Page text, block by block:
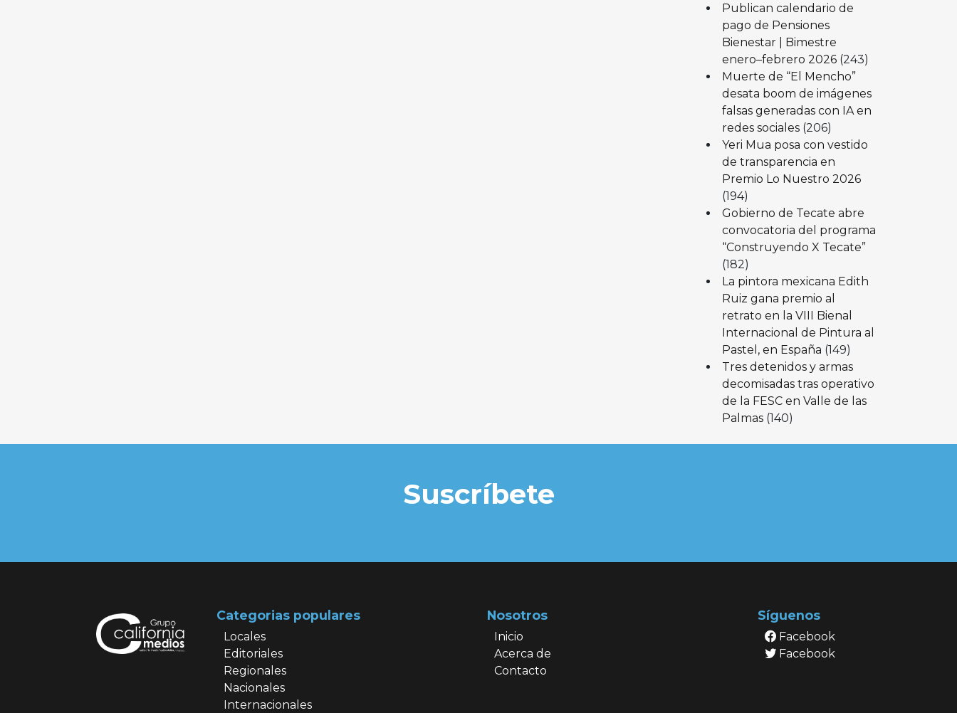
Publican calendario de
pago de Pensiones
Bienestar | Bimestre
enero–febrero 2026 (243)
Muerte de “El Mencho”
desata boom de imágenes
falsas generadas con IA en
redes sociales (206)
Yeri Mua posa con vestido
de transparencia en
Premio Lo Nuestro 2026
(194)
Gobierno de Tecate abre
convocatoria del programa
“Construyendo X Tecate”
(182)
La pintora mexicana Edith
Ruiz gana premio al
retrato en la VIII Bienal
Internacional de Pintura al
Pastel, en España (149)
Tres detenidos y armas
decomisadas tras operativo
de la FESC en Valle de las
Palmas (140)
Suscríbete
Categorias populares
Locales
Editoriales
Regionales
Nacionales
Internacionales
Nosotros
Inicio
Acerca de
Contacto
Síguenos
Facebook
Facebook